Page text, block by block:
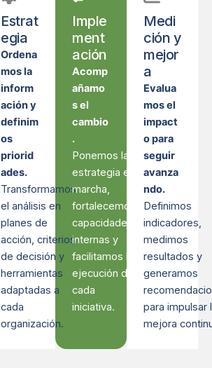
Estrat
egia
Ordena
mos la
inform
ación y
definim
os
priorid
ades.
Transformamos
el análisis en
planes de
acción, criterios
de decisión y
herramientas
adaptadas a
cada
organización.
Imple
ment
ación
Acomp
añamo
s el
cambio
.
Ponemos la
estrategia en
marcha,
fortalecemos
capacidades
internas y
facilitamos la
ejecución de
cada
iniciativa.
Medi
ción y
mejor
a
Evalua
mos el
impact
o para
seguir
avanza
ndo.
Definimos
indicadores,
medimos
resultados y
generamos
para impulsar
mejora